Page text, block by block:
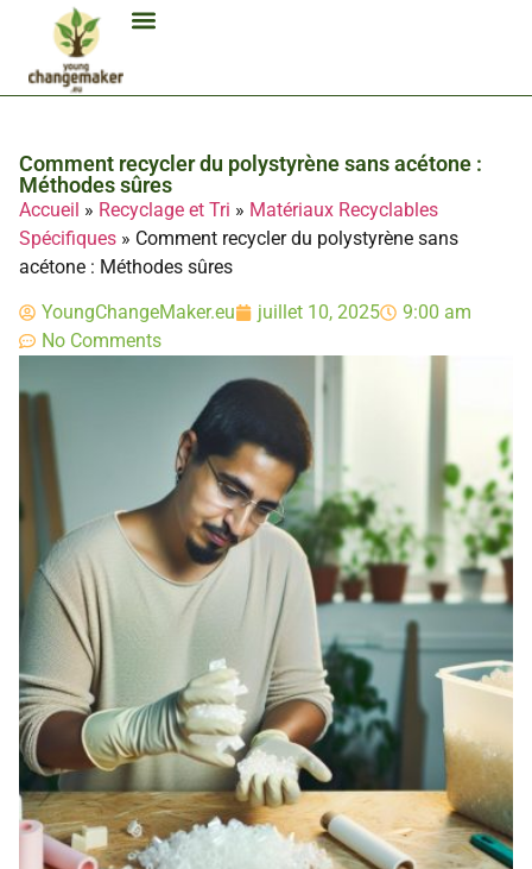
Comment recycler du polystyrène sans acétone :
Méthodes sûres
Accueil » Recyclage et Tri » Matériaux Recyclables
Spécifiques » Comment recycler du polystyrène sans
acétone : Méthodes sûres
YoungChangeMaker.eu juillet 10, 2025
9:00 am
No Comments